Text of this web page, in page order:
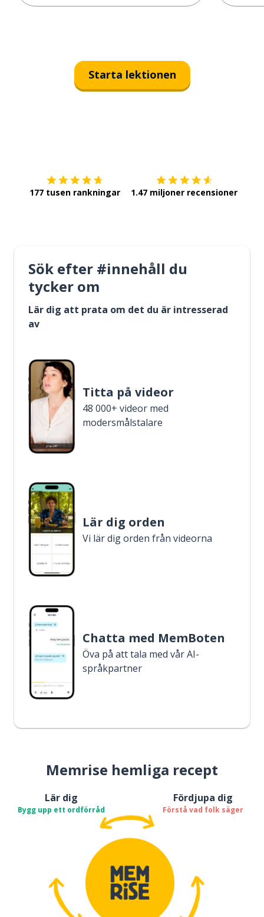
Starta lektionen
177 tusen rankningar 1.47 miljoner recensioner
Sök efter #innehåll du
tycker om
Lär dig att prata om det du är intresserad
av
Titta på videor
48 000+ videor med
modersmålstalare
Lär dig orden
Vi lär dig orden från videorna
Chatta med MemBoten
Öva på att tala med vår AI-
språkpartner
Memrise hemliga recept
Lär dig
Bygg upp ett ordförråd
Fördjupa dig
Förstå vad folk säger